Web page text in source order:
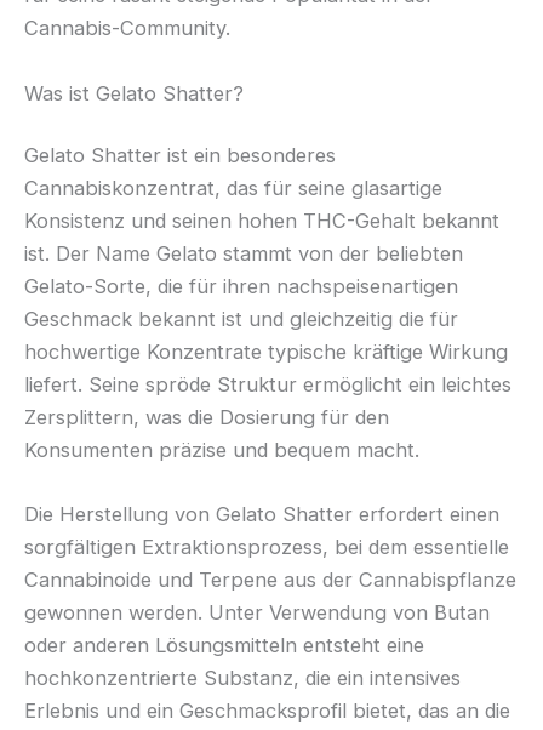
Cannabis-Community.
Was ist Gelato Shatter?
Gelato Shatter ist ein besonderes
Cannabiskonzentrat, das für seine glasartige
Konsistenz und seinen hohen THC-Gehalt bekannt
ist. Der Name Gelato stammt von der beliebten
Gelato-Sorte, die für ihren nachspeisenartigen
Geschmack bekannt ist und gleichzeitig die für
hochwertige Konzentrate typische kräftige Wirkung
liefert. Seine spröde Struktur ermöglicht ein leichtes
Zersplittern, was die Dosierung für den
Konsumenten präzise und bequem macht.
Die Herstellung von Gelato Shatter erfordert einen
sorgfältigen Extraktionsprozess, bei dem essentielle
Cannabinoide und Terpene aus der Cannabispflanze
gewonnen werden. Unter Verwendung von Butan
oder anderen Lösungsmitteln entsteht eine
hochkonzentrierte Substanz, die ein intensives
Erlebnis und ein Geschmacksprofil bietet, das an die